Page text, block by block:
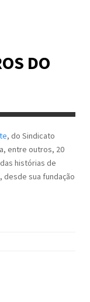
DO
, do Sindicato
entre outros, 20
histórias de
sua fundação